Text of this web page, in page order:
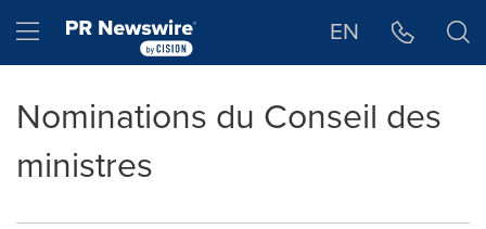
Hamburger menu EN
Nominations du Conseil des
ministres